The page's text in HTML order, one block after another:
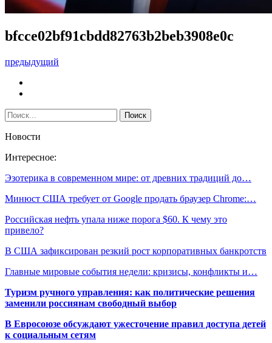
bfcce02bf91cbdd82763b2beb3908e0c
предыдущий
Новости
Интересное:
Эзотерика в современном мире: от древних традиций до…
Минюст США требует от Google продать браузер Chrome:…
Российская нефть упала ниже порога $60. К чему это
привело?
В США зафиксирован резкий рост корпоративных банкротств
Главные мировые события недели: кризисы, конфликты и…
Туризм ручного управления: как политические решения
заменили россиянам свободный выбор
В Евросоюзе обсуждают ужесточение правил доступа детей
к социальным сетям